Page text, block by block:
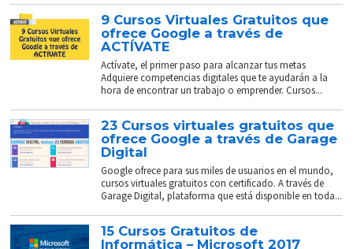
9 Cursos Virtuales Gratuitos que
ofrece Google a través de
ACTÍVATE
Actívate, el primer paso para alcanzar tus metas
Adquiere competencias digitales que te ayudarán a la
hora de encontrar un trabajo o emprender. Cursos...
23 Cursos virtuales gratuitos que
ofrece Google a través de Garage
Digital
Google ofrece para sus miles de usuarios en el mundo,
cursos virtuales gratuitos con certificado. A través de
Garage Digital, plataforma que está disponible en toda...
15 Cursos Gratuitos de
Informática – Microsoft 2017